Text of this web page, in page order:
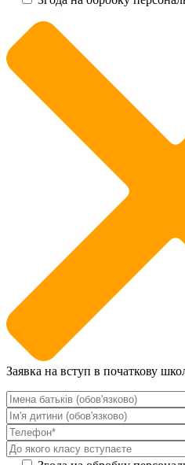
Заявка на вступ в початкову